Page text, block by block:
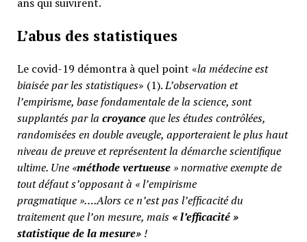
L’abus des statistiques
Le covid-19 démontra à quel point «la médecine est
biaisée par les statistiques» (1).L’observation et
l’empirisme, base fondamentale de la science, sont
supplantés par la croyanceque les études contrôlées,
randomisées en double aveugle, apporteraient le plus haut
niveau de preuve et représentent la démarche scientifique
ultime. Une «méthode vertueuse» normative exempte de
tout défaut s’opposant à « l’empirisme
pragmatique »….Alors ce n’est pas l’efficacité du
traitement que l’on mesure, mais «l’efficacité »
statistique de la mesure» !